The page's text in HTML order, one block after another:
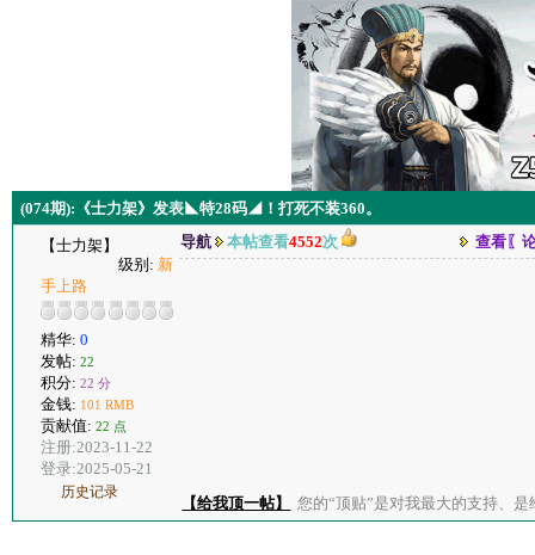
(074期):《士力架》发表◣特28码◢！打死不装360。
【士力架】
级别: 新
手上路
精华: 0
发帖: 22
积分: 22 分
金钱: 101 RMB
贡献值: 22 点
注册:2023-11-22
登录:2025-05-21
历史记录
导航 本帖查看4552次 查看〖
【给我顶一帖】 您的“顶贴”是对我最大的支持、